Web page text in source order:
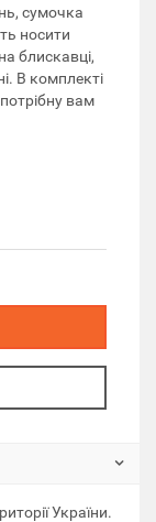
сумочка
носити
блискавці,
В комплекті
вам
України.